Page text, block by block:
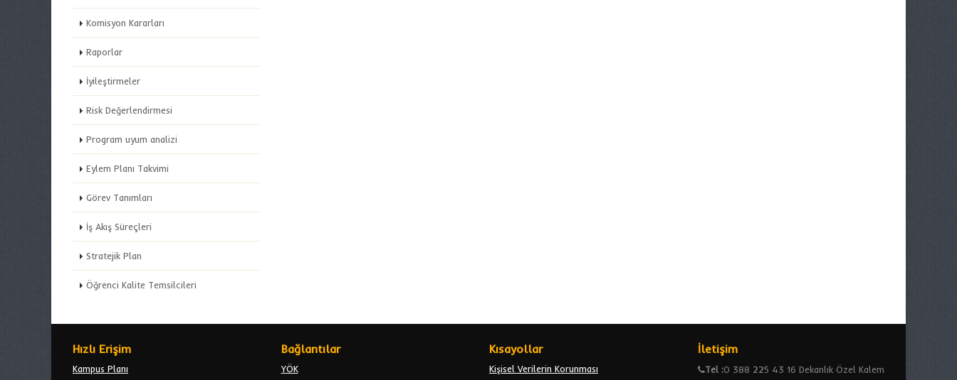
Komisyon Kararları
Raporlar
İyileştirmeler
Risk Değerlendirmesi
Program uyum analizi
Eylem Planı Takvimi
Görev Tanımları
İş Akış Süreçleri
Stratejik Plan
Öğrenci Kalite Temsilcileri
Hızlı Erişim
Kampus Planı
Bağlantılar
YÖK
Kısayollar
Kişisel Verilerin Korunması
İletişim
Tel :0 388 225 43 16 Dekanlık Özel Kalem